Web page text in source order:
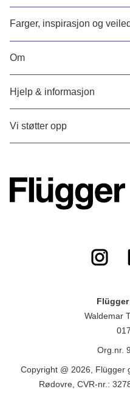
Farger, inspirasjon og
Om
Hjelp & informasjon
Vi støtter opp
Flügger
Waldemar
Org.nr.
Copyright @ 2026, Flügger
Rødovre, CVR-nr.: